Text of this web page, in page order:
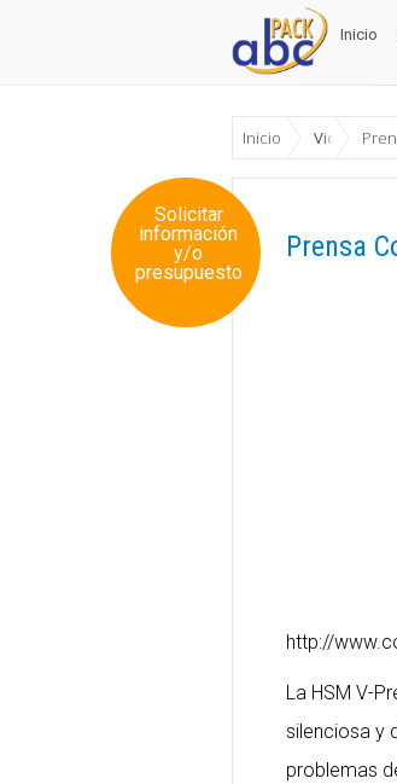
Inicio
Inicio Videos
Solicitar
información
y/o
presupuesto
Prensa
http://
La HSM V-
silenciosa y
problemas